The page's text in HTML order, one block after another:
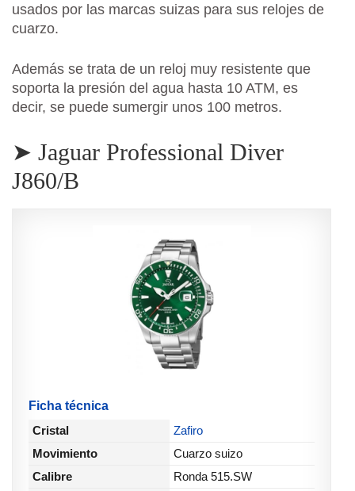
usados por las marcas suizas para sus relojes de
cuarzo.
Además se trata de un reloj muy resistente que
soporta la presión del agua hasta 10 ATM, es
decir, se puede sumergir unos 100 metros.
➤ Jaguar Professional Diver
J860/B
Ficha técnica
Cristal
Zafiro
Movimiento
Cuarzo suizo
Calibre
Ronda 515.SW